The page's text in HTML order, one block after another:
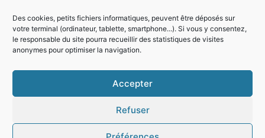
Des cookies, petits fichiers informatiques, peuvent être déposés sur
votre terminal (ordinateur, tablette, smartphone...). Si vous y consentez,
le responsable du site pourra recueillir des statistiques de visites
anonymes pour optimiser la navigation.
Accepter
Refuser
Horaires d'ouverture de la mairie